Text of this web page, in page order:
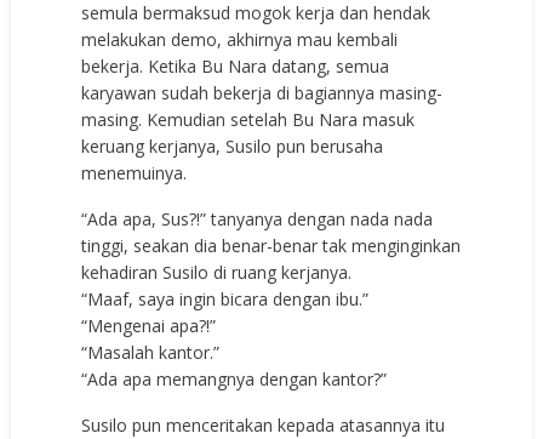
semula bermaksud mogok kerja dan hendak
melakukan demo, akhirnya mau kembali
bekerja. Ketika Bu Nara datang, semua
karyawan sudah bekerja di bagiannya masing-
masing. Kemudian setelah Bu Nara masuk
keruang kerjanya, Susilo pun berusaha
menemuinya.
“Ada apa, Sus?!” tanyanya dengan nada nada
tinggi, seakan dia benar-benar tak menginginkan
kehadiran Susilo di ruang kerjanya.
“Maaf, saya ingin bicara dengan ibu.”
“Mengenai apa?!”
“Masalah kantor.”
“Ada apa memangnya dengan kantor?”
Susilo pun menceritakan kepada atasannya itu